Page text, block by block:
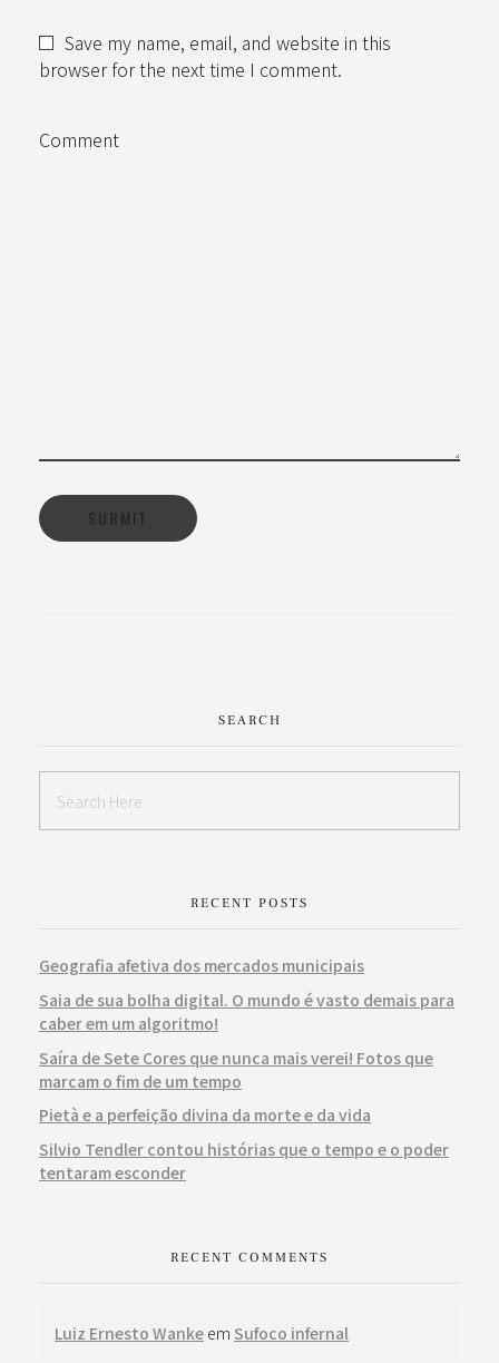
Save my name, email, and website in this
browser for the next time I comment.
Comment
SEARCH
RECENT POSTS
Geografia afetiva dos mercados municipais
Saia de sua bolha digital. O mundo é vasto demais para
caber em um algoritmo!
Saíra de Sete Cores que nunca mais verei! Fotos que
marcam o fim de um tempo
Pietà e a perfeição divina da morte e da vida
Silvio Tendler contou histórias que o tempo e o poder
tentaram esconder
RECENT COMMENTS
Luiz Ernesto Wanke em Sufoco infernal